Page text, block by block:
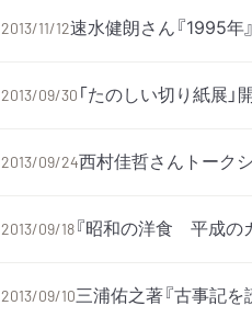
2013/11/12速水健朗さん『1995
2013/09/30 「たのしい切り紙展」
2013/09/24西村佳哲さんトーク
2013/09/18『昭和の洋食 平成の
2013/09/10三浦佑之著『古事記を